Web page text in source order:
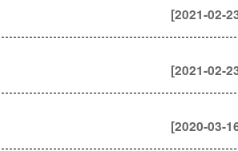
[2021-02-
[2021-02-
[2020-03-